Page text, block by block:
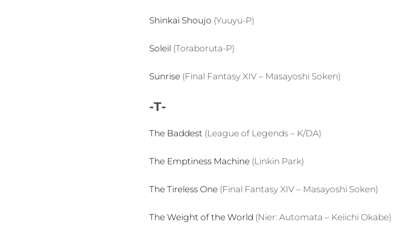
Shinkai Shoujo (Yuuyu-P)
Soleil (Toraboruta-P)
Sunrise (Final Fantasy XIV – Masayoshi Soken)
-T-
The Baddest (League of Legends – K/DA)
The Emptiness Machine (Linkin Park)
The Tireless One (Final Fantasy XIV – Masayoshi Soken)
The Weight of the World (Nier: Automata – Keiichi Okabe)